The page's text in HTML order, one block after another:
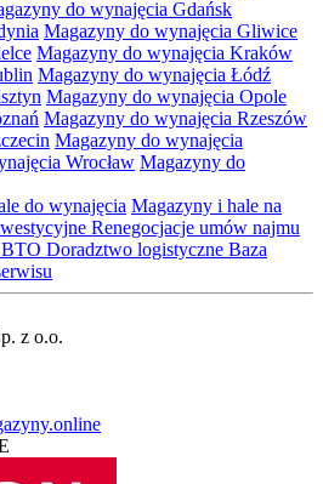
do wynajęcia Gdańsk
Magazyny do wynajęcia Gliwice
Magazyny do wynajęcia Kraków
Magazyny do wynajęcia Łódź
Magazyny do wynajęcia Opole
Magazyny do wynajęcia Rzeszów
Magazyny do wynajęcia
Wrocław Magazyny do
do wynajęcia Magazyny i hale na
Renegocjacje umów najmu
Doradztwo logistyczne Baza
z o.o.